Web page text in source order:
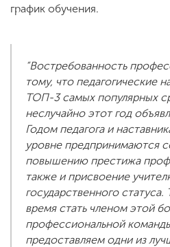
график обучения.
“Востребованность
тому, что педагогические
ТОП-3 самых популярных
неслучайно этот год
Годом педагога и
уровне предпринимаются
повышению престижа
также и присвоение
государственного
время стать членом этой
профессиональной
предоставляем одни из